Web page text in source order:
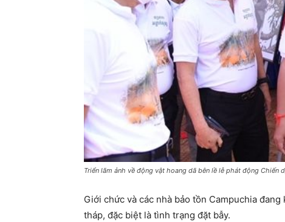
Triển lãm ảnh về động vật hoang dã bên lề lễ phát động
Giới chức và các nhà bảo tồn Campuchia
tháp, đặc biệt là tình trạng đặt bẫy.